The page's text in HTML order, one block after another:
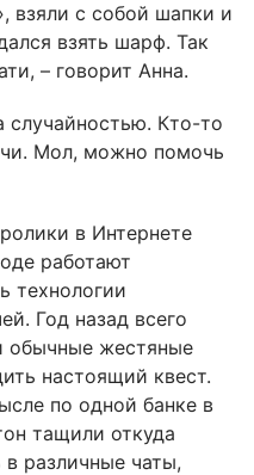
взяли с собой шапки и
взять шарф. Так
– говорит Анна.
Кто-то
Мол, можно помочь
в Интернете
работают
технологии
Год назад всего
обычные жестяные
настоящий квест.
по одной банке в
тащили откуда
различные чаты,